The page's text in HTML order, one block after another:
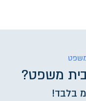
משפט
משפט?